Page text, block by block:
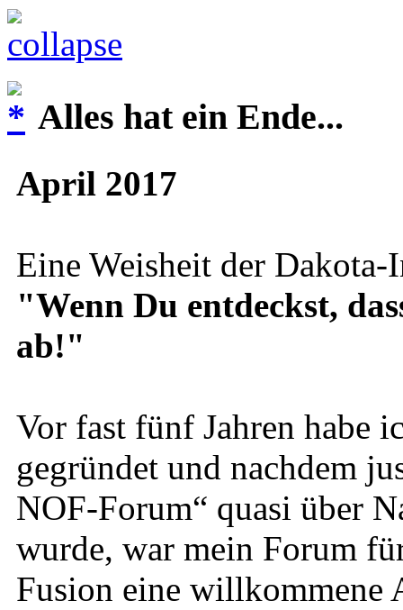
Alles hat ein Ende...
April 2017
Eine Weisheit der Dakota-
"Wenn Du entdeckst,
ab!"
Vor fast fünf Jahren habe
gegründet und nachdem
NOF-Forum“ quasi über
wurde, war mein Forum
Fusion eine willkommene